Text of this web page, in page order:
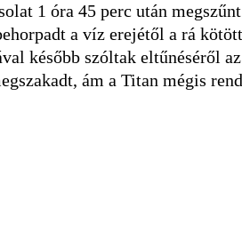
1 óra 45 perc után
a víz erejétől a rá
később szóltak eltűnéséről
ám a Titan mégis